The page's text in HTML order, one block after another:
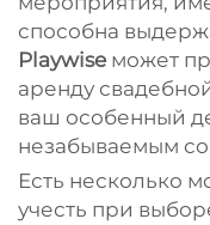
способна
Playwise может
аренду
ваш особенный
незабываемым
Есть несколько
учесть при